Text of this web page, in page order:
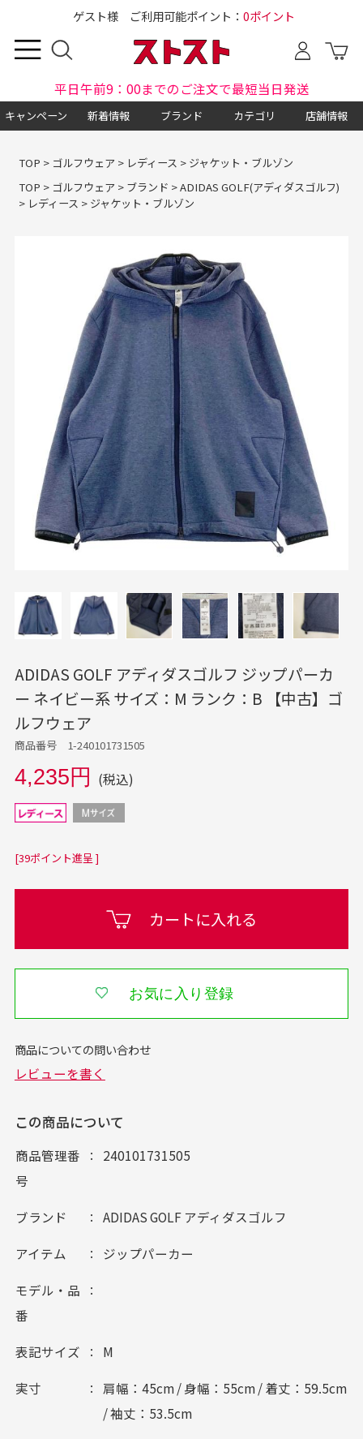
ゲスト様 ご利用可能ポイント： 0ポイント
平日午前9：00までのご注文で最短当日発送
キャンペーン 新着情報 ブランド カテゴリ 店舗情報
TOP > ゴルフウェア > レディース > ジャケット・ブルゾン
TOP > ゴルフウェア > ブランド >ADIDAS GOLF(アディダスゴルフ)
> レディース > ジャケット・ブルゾン
ADIDAS GOLF アディダスゴルフ ジップパーカ
ー ネイビー系 サイズ：M ランク：B 【中古】ゴ
ルフウェア
商品番号 1-240101731505
4,235円 (税込)
[39ポイント進呈 ]
カートに入れる
お気に入り登録
この商品について
商品管理番
号
240101731505
ブランド ADIDAS GOLF アディダスゴルフ
アイテム ジップパーカー
モデル・品
番
表記サイズ M
実寸
肩幅：45cm / 身幅：55cm / 着丈：59.5cm
/ 袖丈：53.5cm